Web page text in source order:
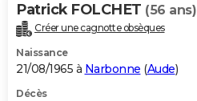
Alimentation
Guide de la santé
Maladies
Médicaments
Sommeil
VOYAGE
Destinations
City break
Voyage nature
Voyage de noces
Forum
Climat
+PHOTO
GUIDES D'ACHAT
Patrick FOLCHET (56 ans)
Créer une cagnotte obsèques
Naissance
21/08/1965 à Narbonne (Aude)
Décès